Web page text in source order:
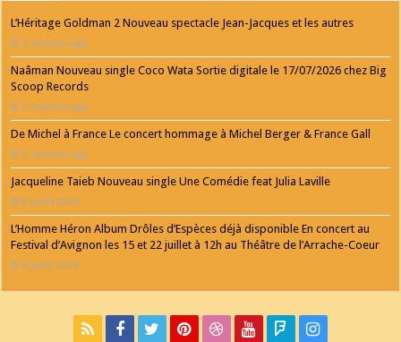
L’Héritage Goldman 2 Nouveau spectacle Jean-Jacques et les autres
3 semaines ago
Naâman Nouveau single Coco Wata Sortie digitale le 17/07/2026 chez Big
Scoop Records
3 semaines ago
De Michel à France Le concert hommage à Michel Berger & France Gall
3 semaines ago
Jacqueline Taieb Nouveau single Une Comédie feat Julia Laville
8 juillet 2026
L’Homme Héron Album Drôles d’Espèces déjà disponible En concert au
Festival d’Avignon les 15 et 22 juillet à 12h au Théâtre de l’Arrache-Coeur
6 juillet 2026